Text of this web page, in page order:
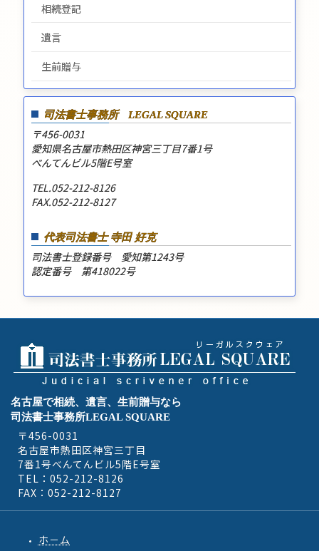
相続登記
遺言
生前贈与
司法書士事務所 LEGAL SQUARE
〒456-0031
愛知県名古屋市熱田区神宮三丁目7番1号
べんてんビル5階E号室
TEL.052-212-8126
FAX.052-212-8127
代表司法書士 寺田 好克
司法書士登録番号 愛知第1243号
認定番号 第418022号
名古屋で相続、遺言、生前贈与なら
司法書士事務所LEGAL SQUARE
〒456-0031
名古屋市熱田区神宮三丁目
7番1号べんてんビル5階E号室
TEL：052-212-8126
FAX：052-212-8127
ホ－ム